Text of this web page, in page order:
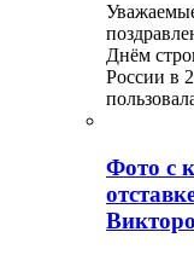
Днём
России в
Фото с